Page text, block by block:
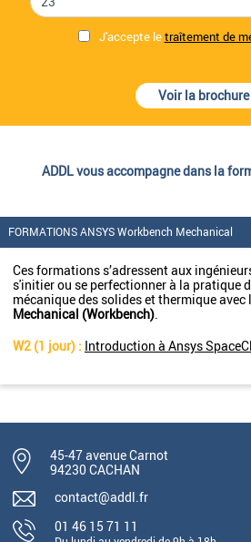
J'accepte letraîtement de
Voir la brochure
ADDL vous accompagne dans la
FORMATIONS ANSYS Workbench Mechanical
Ces formations s’adressent aux
s'initier ou se perfectionner à la pratique
mécanique des solides et thermique avec
Mechanical (Workbench).
W2 (1 jour) : Introduction à Ansys
45-47 avenue Carnot
94230 CACHAN
contact@addl.fr
01 46 15 71 11